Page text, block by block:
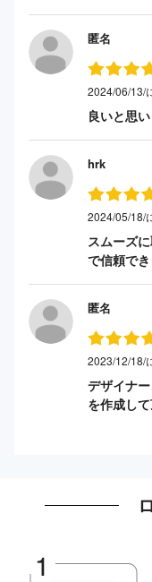
匿名
2024/06/13/
良いと思
hrk
2024/05/18/
スムーズ
で信頼でき
匿名
2023/12/18/
デザイナ
を作成して